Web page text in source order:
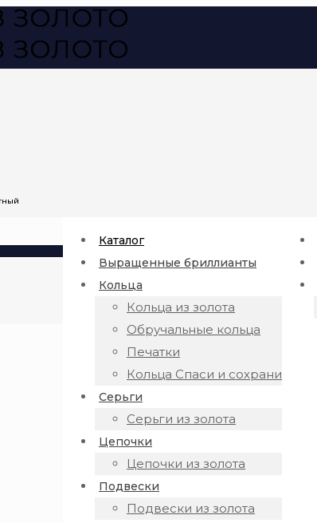
Каталог
Выращенные бриллианты
Кольца
Кольца из золота
Обручальные кольца
Печатки
Кольца Спаси и сохрани
Серьги
Серьги из золота
Цепочки
Цепочки из золота
Подвески
Подвески из золота